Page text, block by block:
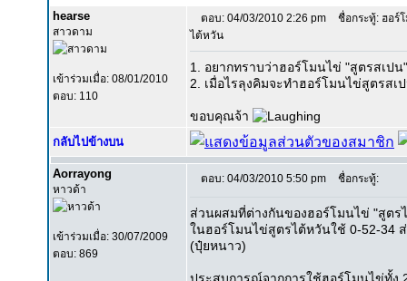
hearse
สาวดาม
เข้าร่วมเมื่อ: 08/01/2010
ตอบ: 110
ตอบ: 04/03/2010 2:26 pm
ชื่อกระทู้: ฮอร์
ไต้หวัน
1. อยากทราบว่าฮอร์โมนไข่ "สูตรสเป
2. เมื่อไรลุงคิมจะทำฮอร์โมนไข่สูตรส
ขอบคุณจ้า
กลับไปข้างบน
Aorrayong
หาวด้า
เข้าร่วมเมื่อ: 30/07/2009
ตอบ: 869
ตอบ: 04/03/2010 5:50 pm ชื่อกระทู้:
ส่วนผสมที่ต่างกันของฮอร์โมนไข่ "สูต
ในฮอร์โมนไข่สูตรไต้หวันใช้ 0-52-34
(ปุ๋ยหนาว)